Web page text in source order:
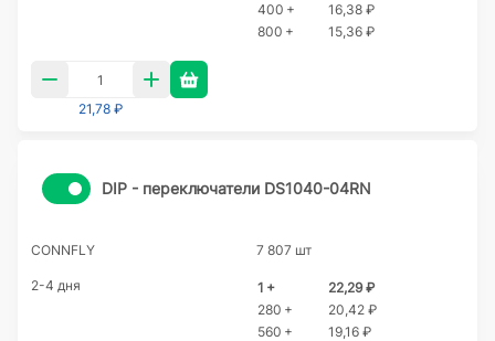
400 +
16,38 ₽
800 +
15,36 ₽
21,78 ₽
DIP - переключатели DS1040-04RN
CONNFLY 7 807 шт
2-4 дня 1 +
22,29 ₽
280 +
20,42 ₽
560 +
19,16 ₽